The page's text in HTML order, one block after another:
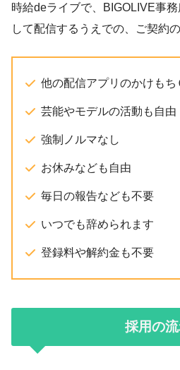
時給deライブで、BIGOLIVE事
して配信するうえでの、ご契約
他の配信アプリのかけもち
芸能やモデルの活動も自由
強制ノルマなし
お休みなども自由
毎日の報告なども不要
いつでも辞められます
登録料や解約金も不要
採用の